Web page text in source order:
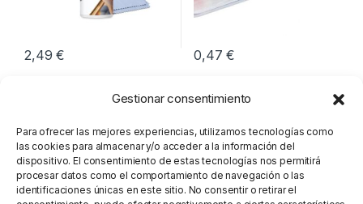
Gestionar consentimiento
Para ofrecer las mejores experiencias, utilizamos tecnologías como
las cookies para almacenar y/o acceder a la información del
dispositivo. El consentimiento de estas tecnologías nos permitirá
procesar datos como el comportamiento de navegación o las
identificaciones únicas en este sitio. No consentir o retirar el
2,49€ 0,47€